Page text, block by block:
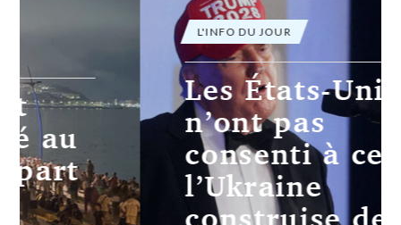
Les États-Unis
n’ont pas
consenti à ce que
l’Ukraine
construise des